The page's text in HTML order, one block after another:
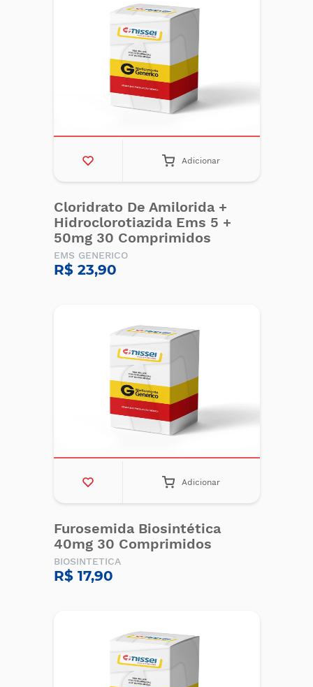
Adicionar
Cloridrato De Amilorida +
Hidroclorotiazida Ems 5 +
50mg 30 Comprimidos
EMS GENERICO
R$ 23,90
Adicionar
Furosemida Biosintética
40mg 30 Comprimidos
BIOSINTETICA
R$ 17,90